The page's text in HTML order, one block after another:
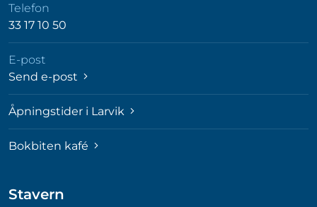
Telefon
33 17 10 50
E-post
Send e-post
Åpningstider i Larvik
Bokbiten kafé
Stavern